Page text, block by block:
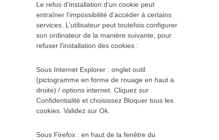
Le refus d’installation d’un cookie peut
entraîner l’impossibilité d’accéder à certains
services. L’utilisateur peut toutefois configurer
son ordinateur de la manière suivante, pour
refuser l’installation des cookies :
Sous Internet Explorer : onglet outil
(pictogramme en forme de rouage en haut a
droite) / options internet. Cliquez sur
Confidentialité et choisissez Bloquer tous les
cookies. Validez sur Ok.
Sous Firefox : en haut de la fenêtre du